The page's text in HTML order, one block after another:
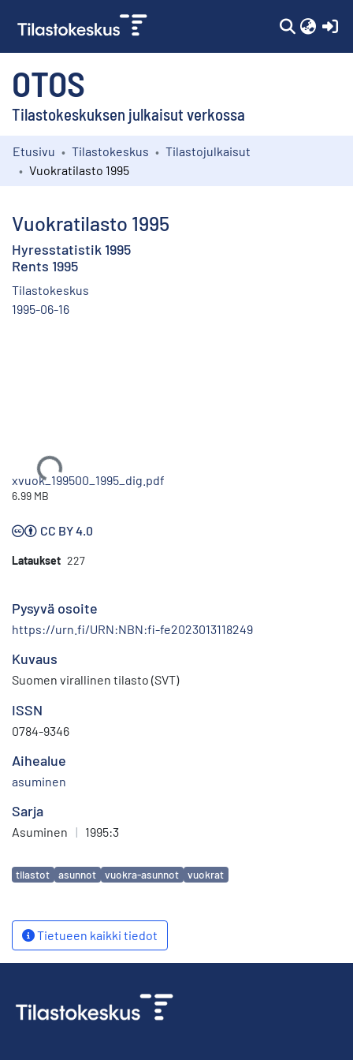
OTOS
Tilastokeskuksen julkaisut verkossa
Kokoelmat
Etusivu Tilastokeskus
Tilastojulkaisut
Vuokratilasto 1995
Vuokratilasto 1995
Hyresstatistik 1995
Rents 1995
Tilastokeskus
1995-06-16
Ladataan...
xvuok_199500_1995_dig.pdf
6.99 MB
CC BY 4.0
Lataukset 227
Pysyvä osoite
https://urn.fi/URN:NBN:fi-fe2023013118249
Kuvaus
Suomen virallinen tilasto (SVT)
ISSN
0784-9346
Aihealue
asuminen
Sarja
Asuminen | 1995:3
Avainsanat
tilastot asunnot vuokra-asunnot vuokrat
Tietueen kaikki tiedot